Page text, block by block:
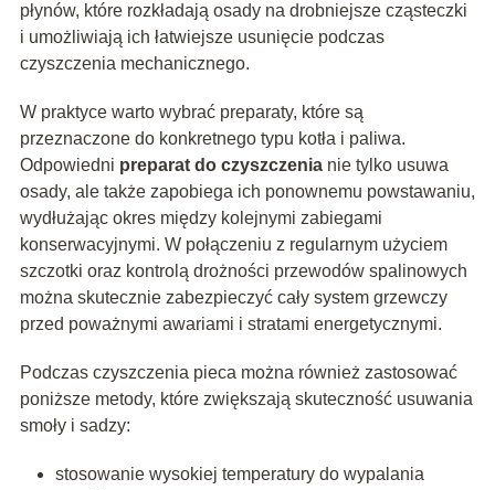
płynów, które rozkładają osady na drobniejsze cząsteczki
i umożliwiają ich łatwiejsze usunięcie podczas
czyszczenia mechanicznego.
W praktyce warto wybrać preparaty, które są
przeznaczone do konkretnego typu kotła i paliwa.
Odpowiedni preparat do czyszczenianie tylko usuwa
osady, ale także zapobiega ich ponownemu powstawaniu,
wydłużając okres między kolejnymi zabiegami
konserwacyjnymi. W połączeniu z regularnym użyciem
szczotki oraz kontrolą drożności przewodów spalinowych
można skutecznie zabezpieczyć cały system grzewczy
przed poważnymi awariami i stratami energetycznymi.
Podczas czyszczenia pieca można również zastosować
poniższe metody, które zwiększają skuteczność usuwania
smoły i sadzy:
stosowanie wysokiej temperatury do wypalania